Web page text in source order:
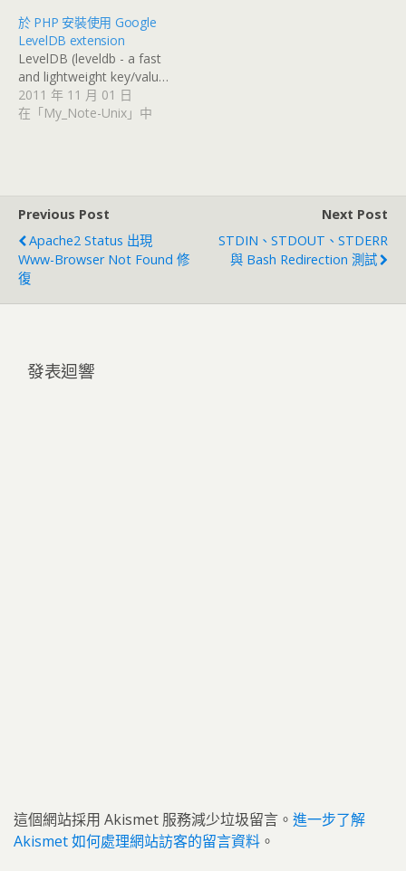
於 PHP 安裝使用 Google
LevelDB extension
LevelDB (leveldb - a fast
and lightweight key/valu…
2011 年 11 月 01 日
在「My_Note-Unix」中
Previous Post
Apache2 Status 出現
Www-Browser Not Found 修
復
Next Post
STDIN、STDOUT、STDERR
與 Bash Redirection 測試
發表迴響
這個網站採用 Akismet 服務減少垃圾留言。 進一步了解
Akismet 如何處理網站訪客的留言資料 。